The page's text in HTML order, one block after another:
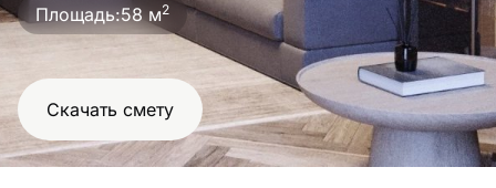
Площадь:58 м2
Скачать смету